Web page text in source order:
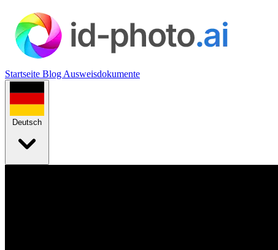
Startseite Blog Ausweisdokumente
Deutsch